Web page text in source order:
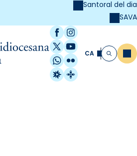
Santoral del dia
SAVA
Facebook
Instagram
X / Twitter
YouTube
WhatsApp
Flickr
Radio Estel
Catalunya
CA Cerca